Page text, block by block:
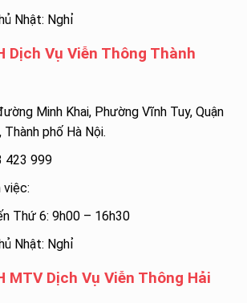
Nhật: Nghỉ
Dịch Vụ Viễn Thông Thành
Minh Khai, Phường Vĩnh Tuy, Quận
Thành phố Hà Nội.
423 999
việc:
Thứ 6: 9h00 – 16h30
Nhật: Nghỉ
MTV Dịch Vụ Viễn Thông Hải